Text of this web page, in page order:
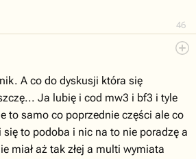
46
A co do dyskusji która się
Ja lubię i cod mw3 i bf3 i tyle
to samo co poprzednie części ale co
to podoba i nic na to nie poradzę a
miał aż tak złej a multi wymiata